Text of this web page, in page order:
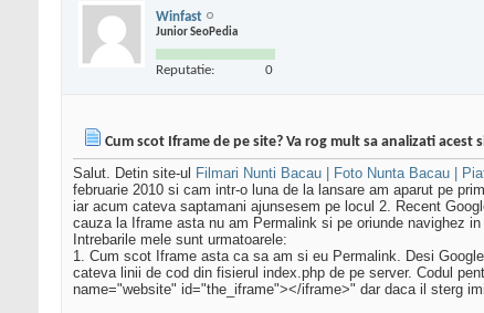
Winfast
Junior SeoPedia
Reputatie: 0
Cum scot Iframe de pe site? Va rog mult sa analizati acest
Salut. Detin site-ul Filmari Nunti Bacau | Foto Nunta Bacau |
februarie 2010 si cam intr-o luna de la lansare am aparut pe
iar acum cateva saptamani ajunsesem pe locul 2. Recent
cauza la Iframe asta nu am Permalink si pe oriunde navighez
Intrebarile mele sunt urmatoarele:
1. Cum scot Iframe asta ca sa am si eu Permalink. Desi
cateva linii de cod din fisierul index.php de pe server. Codul
name="website" id="the_iframe"></iframe>" dar daca il sterg